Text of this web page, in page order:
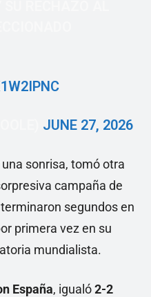
JUNE 27, 2026
sonrisa, tomó otra
campaña de
segundos en
primera vez en su
mundialista.
España, igualó2-2